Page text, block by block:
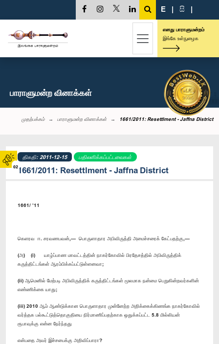
02
E | සි |
எனது பாராளுமன்றம்
இங்கே உள்நுழைக
பாராளுமன்ற வினாக்கள்
முதற்பக்கம் பாராளுமன்ற வினாக்கள் 1661/2011: Resettlment - Jaffna District
திகதி: 2011-12-15 பதிலளிக்கப்பட்டவைகள்
1661/2011: Resettlment - Jaffna District
1661/ ’11
கெளரவ ஈ. சரவணபவன்,— பொருளாதார அபிவிருத்தி அமைச்சரைக் கேட்பதற்கு,—
(அ) (i) யாழ்ப்பாண மாவட்டத்தின் நாகர்கோவில் பிரதேசத்தில் அபிவிருத்திக்
கருத்திட்டங்கள் ஆரம்பிக்கப்பட்டுள்ளனவா;
(ii) ஆமெனில் மேற்படி அபிவிருத்திக் கருத்திட்டங்கள் மூலமாக நன்மை பெறுகின்றவர்களின்
எண்ணிக்கை யாது;
(iii) 2010 ஆம் ஆண்டுக்கான பொருளாதார முன்னேற்ற அறிக்கைக்கிணங்க நாகர்கோவில்
வர்த்தக பல்கூட்டுத்தொகுதியை நிர்மாணிப்பதற்காக ஒதுக்கப்பட்ட 5.8 மில்லியன்
ரூபாவுக்கு என்ன நேர்ந்தது
என்பதை அவர் இச்சபைக்கு அறிவிப்பாரா?